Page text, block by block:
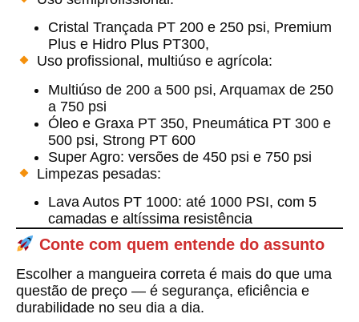
Cristal Trançada PT 200 e 250 psi, Premium
Plus e Hidro Plus PT300,
Uso profissional, multiúso e agrícola:
Multiúso de 200 a 500 psi, Arquamax de 250
a 750 psi
Óleo e Graxa PT 350, Pneumática PT 300 e
500 psi, Strong PT 600
Super Agro: versões de 450 psi e 750 psi
Limpezas pesadas:
Lava Autos PT 1000: até 1000 PSI, com 5
camadas e altíssima resistência
Conte com quem entende do assunto
Escolher a mangueira correta é mais do que uma
questão de preço — é segurança, eficiência e
durabilidade no seu dia a dia.